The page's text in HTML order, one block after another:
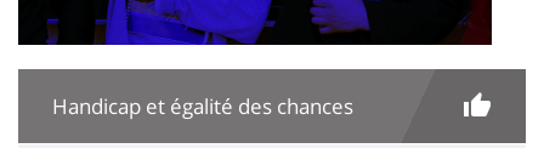
Handicap et égalité des chances